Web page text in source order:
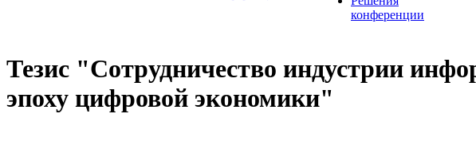
конференции
Тезис "Сотрудничество индустрии
эпоху цифровой экономики"